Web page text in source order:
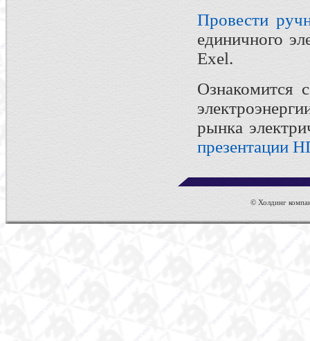
Провести
единичного
Exel.
Ознакомится
рынка
презентации
© Холдинг